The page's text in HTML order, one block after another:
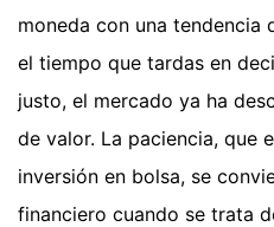
moneda con una tendencia
el tiempo que tardas en
justo, el mercado ya ha
de valor. La paciencia, que
inversión en bolsa, se
financiero cuando se trata